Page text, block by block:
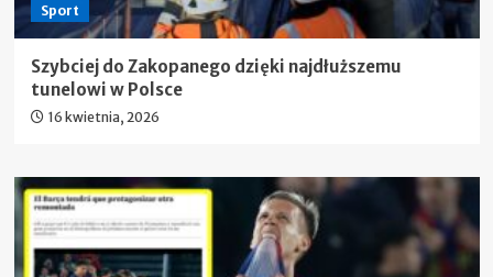
Sport
Szybciej do Zakopanego dzięki najdłuższemu
tunelowi w Polsce
16 kwietnia, 2026